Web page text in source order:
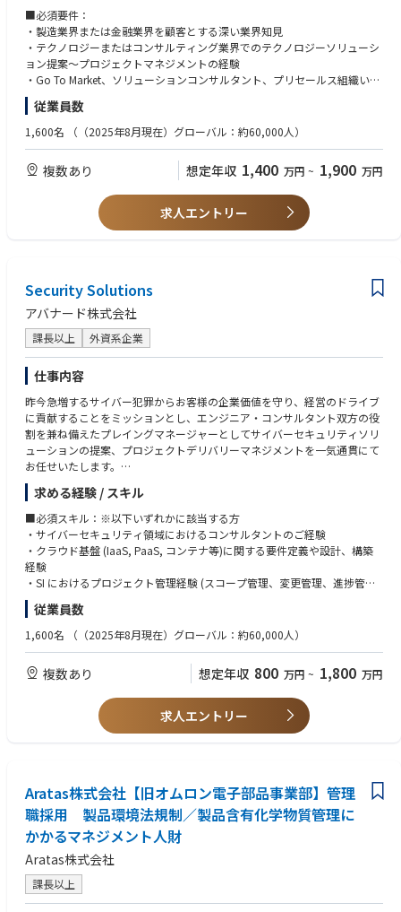
■主な業務内容
・GTM戦略の実行：日本市場の売上目標達成に向けた施策推進
・ポートフォリオ管理：市場インサイトを活用し、オファリングを最適化
・パートナー協業：Microsoftをはじめとする戦略的パートナーとの連携強
化
・ROI最大化：ターゲットキャンペーンの実行と効果測定
https://www.avanade.com/ja-jp/industry
■必須要件：
・製造業界または金融業界を顧客とする深い業界知見
・テクノロジーまたはコンサルティング業界でのテクノロジーソリューシ
ョン提案～プロジェクトマネジメントの経験
・Go To Market、ソリューションコンサルタント、プリセールス組織いず
れかのリード経験
ターゲット：ミッドマーケット（売上500億円～4000億円以上企業/主に
プライム市場）
ン経験
・戦略的パートナー（Microsoftなど）との協業経験
・プレイングマネージャー志向
・顧客志向の高さ（直接の顧客対応も厭わない姿勢）
・日本市場の戦略と、グローバル・APACそれぞれの戦略を理解し整合性
を図れるバランス感覚のある方
従業員数
1,600名 （（2025年8月現在）グローバル：約60,000人）
複数あり 想定年収 1,400 万円 ~ 1,900 万円
求人エントリー
Security Solutions
アバナード株式会社
課長以上 外資系企業
仕事内容
昨今急増するサイバー犯罪からお客様の企業価値を守り、経営のドライブ
に貢献することをミッションとし、エンジニア・コンサルタント双方の役
割を兼ね備えたプレイングマネージャーとしてサイバーセキュリティソリ
ューションの提案、プロジェクトデリバリーマネジメントを一気通貫にて
お任せいたします。
【セキュリティソリューション領域】
ご経験を考慮したうえで以下いずれかの領域を担当いただきます。
顧客に応じたオーダーメイドのソリューション提案の為、領域がまたぐケ
ースもございます。
Azure・M365を中心としながらもマルチクラウドの概念を持ち幅広くセキ
ュリティの知見を身に着けることが可能です。
■Cyber Defense
Cyber Defense領域では、ネットワークやサーバー機器、端末等各エンド
ポイントおけるシステム情報やユーザのアクティビティを収集および分析
し、対策を行うためのソリューションを提供します。
Digital Identity 領域では、情報システム利用におけるデジタルアイデンテ
ィティの登録や変更などのライフサイクル管理や、本人であることを確認
Data Protection領域は、ユーザが利用するドキュメントやアプリケーショ
ンのセキュリティ対策及びコンプライアンス対策など、主にエンドポイン
トのセキュリティ対策を行うためのソリューションを提供します。
■Cloud Security
Cloud Security 領域では、クラウド基盤 (IaaS、PaaS、コンテナ等) にお
けるシステム環境の堅牢化や、不審なアクティビティを検知するためのソ
リューションを提供します。
求める経験 / スキル
■必須スキル：※以下いずれかに該当する方
・サイバーセキュリティ領域におけるコンサルタントのご経験
・クラウド基盤 (IaaS, PaaS, コンテナ等)に関する要件定義や設計、構築
経験
・SI におけるプロジェクト管理経験 (スコープ管理、変更管理、進捗管
理、品質管理、コスト管理、リスク管理など)
従業員数
1,600名 （（2025年8月現在）グローバル：約60,000人）
複数あり 想定年収 800 万円 ~ 1,800 万円
求人エントリー
Aratas株式会社【旧オムロン電子部品事業部】管理
職採用 製品環境法規制／製品含有化学物質管理に
かかるマネジメント人財
Aratas株式会社
課長以上